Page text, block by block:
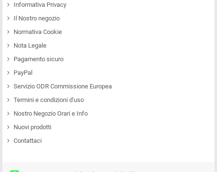
Informativa Privacy
Il Nostro negozio
Normativa Cookie
Nota Legale
Pagamento sicuro
PayPal
Servizio ODR Commissione Europea
Termini e condizioni d'uso
Nostro Negozio Orari e Info
Nuovi prodotti
Contattaci